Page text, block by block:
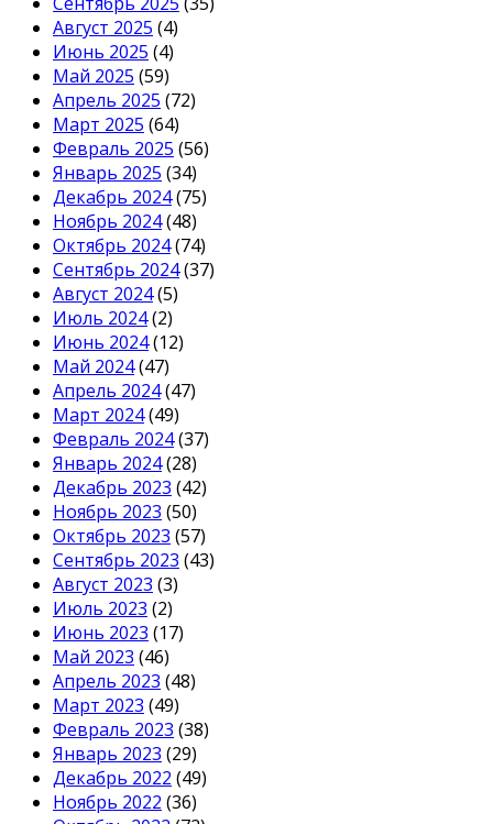
Август 2025 (4)
Июнь 2025 (4)
Май 2025 (59)
Апрель 2025 (72)
Март 2025 (64)
Февраль 2025 (56)
Январь 2025 (34)
Декабрь 2024(75)
Ноябрь 2024(48)
Октябрь 2024(74)
Сентябрь 2024(37)
Август 2024(5)
Июль 2024(2)
Июнь 2024(12)
Май 2024(47)
Апрель 2024(47)
Март 2024(49)
Февраль 2024(37)
Январь 2024(28)
Декабрь 2023 (42)
Ноябрь 2023 (50)
Октябрь 2023 (57)
Сентябрь 2023 (43)
Август 2023 (3)
Июль 2023 (2)
Июнь 2023 (17)
Май 2023 (46)
Апрель 2023 (48)
Март 2023 (49)
Февраль 2023 (38)
Январь 2023 (29)
Декабрь 2022 (49)
Ноябрь 2022 (36)